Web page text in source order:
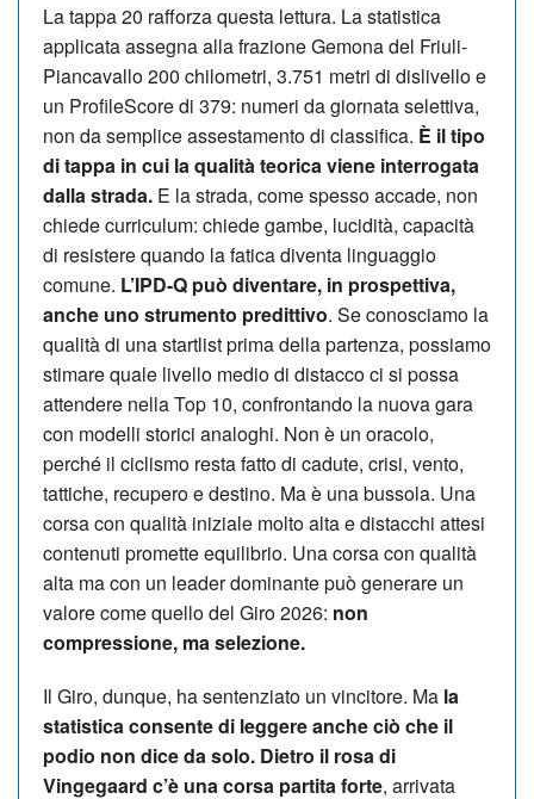
La tappa 20 rafforza questa lettura. La statistica
applicata assegna alla frazione Gemona del Friuli-
Piancavallo 200 chilometri, 3.751 metri di dislivello e
un ProfileScore di 379: numeri da giornata selettiva,
non da semplice assestamento di classifica. È il tipo
di tappa in cui la qualità teorica viene interrogata
dalla strada. E la strada, come spesso accade, non
chiede curriculum: chiede gambe, lucidità, capacità
di resistere quando la fatica diventa linguaggio
comune. L’IPD-Q può diventare, in prospettiva,
anche uno strumento predittivo. Se conosciamo la
qualità di una startlist prima della partenza, possiamo
stimare quale livello medio di distacco ci si possa
attendere nella Top 10, confrontando la nuova gara
con modelli storici analoghi. Non è un oracolo,
perché il ciclismo resta fatto di cadute, crisi, vento,
tattiche, recupero e destino. Ma è una bussola. Una
corsa con qualità iniziale molto alta e distacchi attesi
contenuti promette equilibrio. Una corsa con qualità
alta ma con un leader dominante può generare un
valore come quello del Giro 2026: non
compressione, ma selezione.
Il Giro, dunque, ha sentenziato un vincitore. Ma la
statistica consente di leggere anche ciò che il
podio non dice da solo. Dietro il rosa di
Vingegaard c’è una corsa partita forte, arrivata